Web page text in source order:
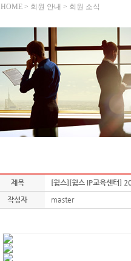
HOME > 회원 안내 > 회원 소식
제목
[윕스][윕스 IP교육센터]
작성자
master